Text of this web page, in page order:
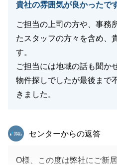
貴社の雰囲気が良かったで
ご担当の上司の方や、事務
たスタッフの方々を含め、
す。
ご担当には地域の話も聞か
物件探しでしたが最後まで
きました。
東急リバブル
センターからの返答
O様、この度は弊社にご新